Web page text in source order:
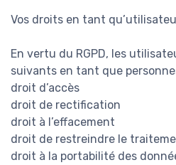
Vos droits en tant
En vertu du RGPD, les
suivants en tant que
droit d’accès
droit de rectification
droit à l’effacement
droit de restreindre le
droit à la portabilité des